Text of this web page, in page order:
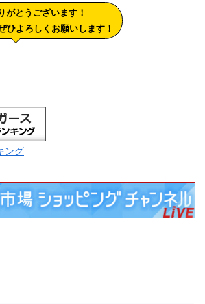
がとうございます！
ひよろしくお願いします！
ング